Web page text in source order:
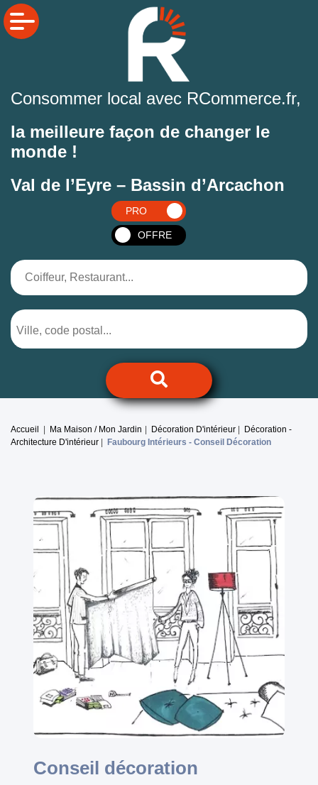
Consommer local avec RCommerce.fr,
la meilleure façon de changer le
monde !
Val de l’Eyre – Bassin d’Arcachon
PRO
OFFRE
Accueil Ma Maison / Mon Jardin Décoration D'intérieur
Décoration -
Architecture D'intérieur
Faubourg Intérieurs -Conseil Décoration
Conseil décoration